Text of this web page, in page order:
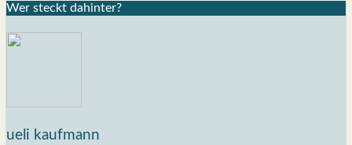
Wer steckt dahin­ter?
ueli kaufmann